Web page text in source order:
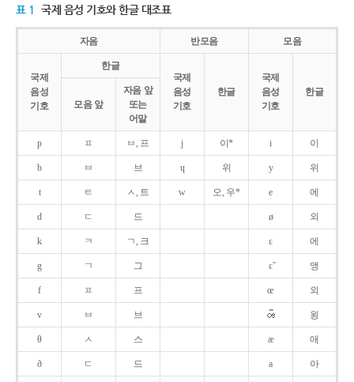
표 1 국제 음성 기호와 한글 대조표
자음 반모음 모음
국제
음성
기호
한글
국제
음성
기호
한글
국제
음성
기호
한글
모음 앞
자음 앞
또는
어말
p ㅍ ㅂ, 프 j 이* i 이
b ㅂ 브 ɥ 위 y 위
t ㅌ ㅅ, 트 w 오, 우* e 에
d ㄷ 드 ø 외
k ㅋ ㄱ, 크 ɛ 에
g ㄱ 그 ɛ̃ 앵
f ㅍ 프 œ 외
v ㅂ 브 욍
θ ㅅ 스 æ 애
ð ㄷ 드 a 아